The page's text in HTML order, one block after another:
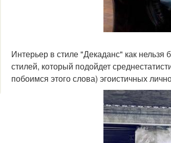
Интерьер в стиле "Декаданс" как
стилей, который подойдет
побоимся этого слова) эгоистичных